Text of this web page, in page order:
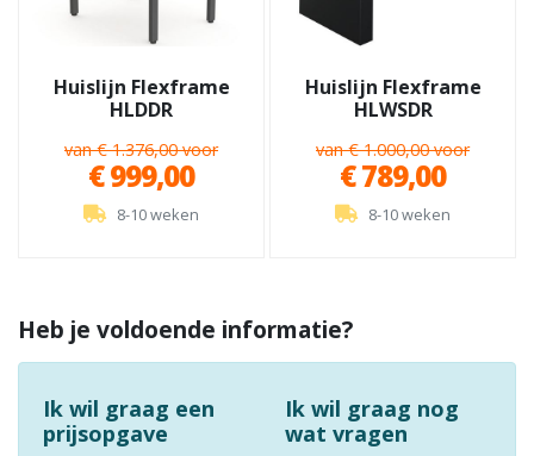
Huislijn Flexframe
HLDDR
van € 1.376,00 voor
€ 999,00
8-10 weken
Huislijn Flexframe
HLWSDR
van € 1.000,00 voor
€ 789,00
8-10 weken
Heb je voldoende informatie?
Ik wil graag een
prijsopgave
Ik wil graag nog
wat vragen